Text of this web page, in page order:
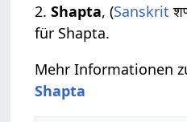
2.Shapta, (Sanskrit
für Shapta.
Mehr Informationen
Shapta